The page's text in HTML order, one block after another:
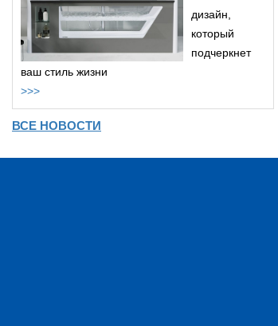
дизайн,
который
подчеркнет
ваш стиль жизни
>>>
ВСЕ НОВОСТИ